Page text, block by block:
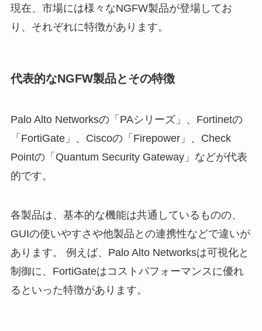
現在、市場には様々なNGFW製品が登場してお
り、それぞれに特徴があります。
代表的なNGFW製品とその特徴
Palo Alto Networksの「PAシリーズ」、Fortinetの
「FortiGate」、Ciscoの「Firepower」、Check
Pointの「Quantum Security Gateway」などが代表
的です。
各製品は、基本的な機能は共通しているものの、
GUIの使いやすさや他製品との連携性などで違いが
あります。 例えば、Palo Alto Networksは可視化と
制御に、FortiGateはコストパフォーマンスに優れ
るといった特徴があります。